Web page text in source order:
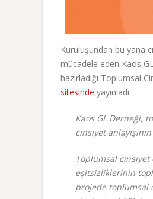
Kuruluşundan bu yana
mücadele eden Kaos
hazırladığı Toplumsal
sitesinde yayınladı.
Kaos GL Derneği,
cinsiyet
Toplumsal cinsiyet
eşitsizliklerinin
projede toplumsal